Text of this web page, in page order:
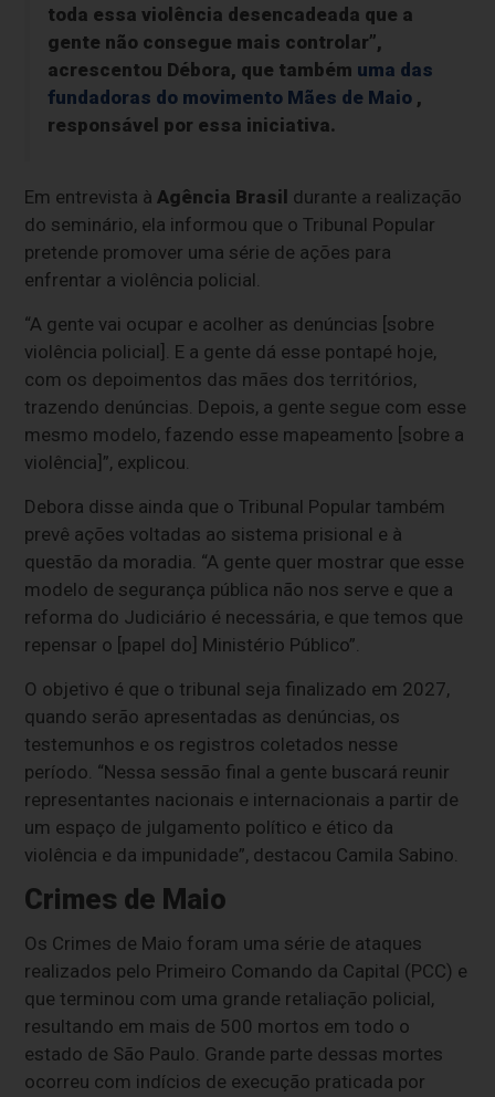
toda essa violência desencadeada que a
gente não consegue mais controlar”,
acrescentou Débora, que também uma das
fundadoras do movimento Mães de Maio,
responsável por essa iniciativa.
Em entrevista àAgência Brasil durante a realização
do seminário, ela informou que o Tribunal Popular
pretende promover uma série de ações para
enfrentar a violência policial.
“A gente vai ocupar e acolher as denúncias [sobre
violência policial]. E a gente dá esse pontapé hoje,
com os depoimentos das mães dos territórios,
trazendo denúncias. Depois, a gente segue com esse
mesmo modelo, fazendo esse mapeamento [sobre a
violência]”, explicou.
Debora disse ainda que o Tribunal Popular também
prevê ações voltadas ao sistema prisional e à
questão da moradia. “A gente quer mostrar que esse
modelo de segurança pública não nos serve e que a
reforma do Judiciário é necessária, e que temos que
repensar o [papel do] Ministério Público”.
O objetivo é que o tribunal seja finalizado em 2027,
quando serão apresentadas as denúncias, os
testemunhos e os registros coletados nesse
período. “Nessa sessão final a gente buscará reunir
representantes nacionais e internacionais a partir de
um espaço de julgamento político e ético da
violência e da impunidade”, destacou Camila Sabino.
Crimes de Maio
Os Crimes de Maio foram uma série de ataques
realizados pelo Primeiro Comando da Capital (PCC) e
que terminou com uma grande retaliação policial,
resultando em mais de 500 mortos em todo o
estado de São Paulo. Grande parte dessas mortes
ocorreu com indícios de execução praticada por